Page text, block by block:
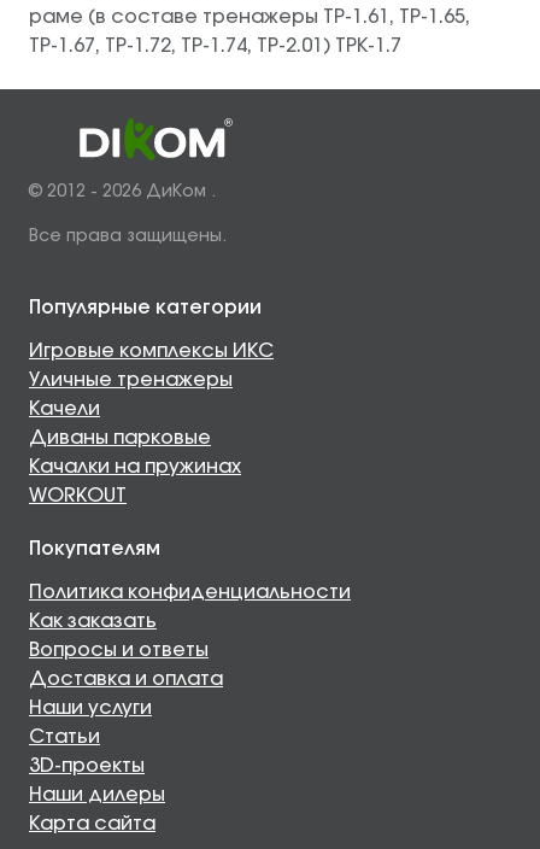
раме (в составе тренажеры ТР-1.61, ТР-1.65,
ТР-1.67, ТР-1.72, ТР-1.74, ТР-2.01) ТРК-1.7
© 2012 - 2026 ДиКом .
Все права защищены.
Популярные категории
Игровые комплексы ИКС
Уличные тренажеры
Качели
Диваны парковые
Качалки на пружинах
WORKOUT
Покупателям
Политика конфиденциальности
Как заказать
Вопросы и ответы
Доставка и оплата
Наши услуги
Статьи
3D-проекты
Наши дилеры
Карта сайта